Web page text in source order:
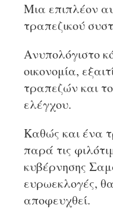
Μια επιπλέον
τραπεζικού
Ανυπολόγιστο
οικονομία,
τραπεζών και
ελέγχου.
Καθώς και ένα
παρά τις
κυβέρνησης
ευρωεκλογές,
αποφευχθεί.